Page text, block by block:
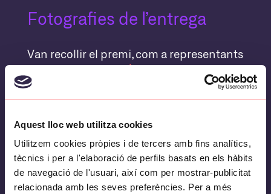
Aquest lloc web utilitza cookies
Utilitzem cookies pròpies i de tercers amb fins analítics,
tècnics i per a l'elaboració de perfils basats en els hàbits
de navegació de l'usuari, així com per mostrar-publicitat
relacionada amb les seves preferències. Per a més
Fotografies de l’entrega
Van recollir el premi, com a representants
Manel Llopart
. També van assistir a l’acte
elMarc Castells, l’Octavi Planells, la
Karolina Ostrowska, elPau Domingo
Javier Cárdaba i Jordi Echevarria.